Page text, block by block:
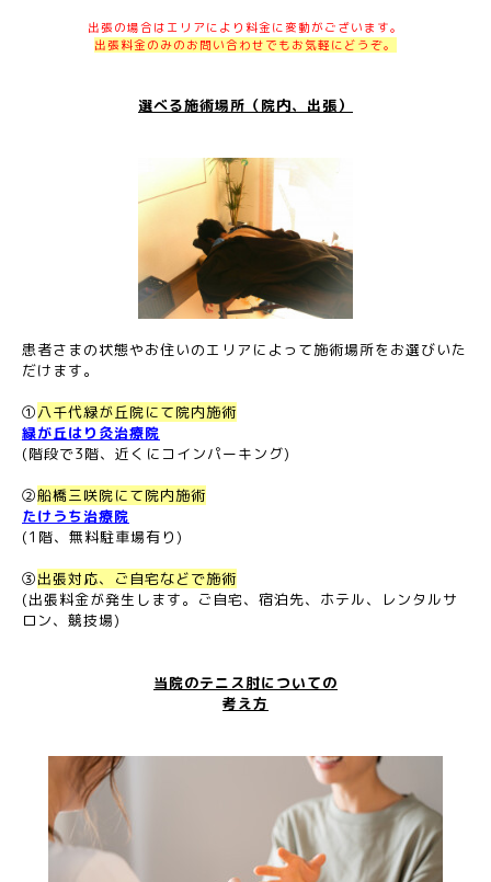
出張の場合はエリアにより料金に変動がございます。
出張料金のみのお問い合わせでもお気軽にどうぞ。
選べる施術場所（院内、出張）
患者さまの状態やお住いのエリアによって施術場所をお選びいた
だけます。
①八千代緑が丘院にて院内施術
緑が丘はり灸治療院
(階段で3階、近くにコインパーキング)
②船橋三咲院にて院内施術
たけうち治療院
(1階、無料駐車場有り)
③出張対応、ご自宅などで施術
(出張料金が発生します。ご自宅、宿泊先、ホテル、レンタルサ
ロン、競技場)
当院のテニス肘についての
考え方